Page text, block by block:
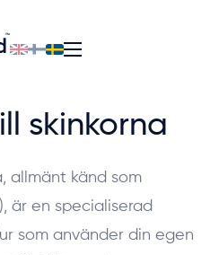
skinkorna
allmänt känd som
är en specialiserad
som använder din egen